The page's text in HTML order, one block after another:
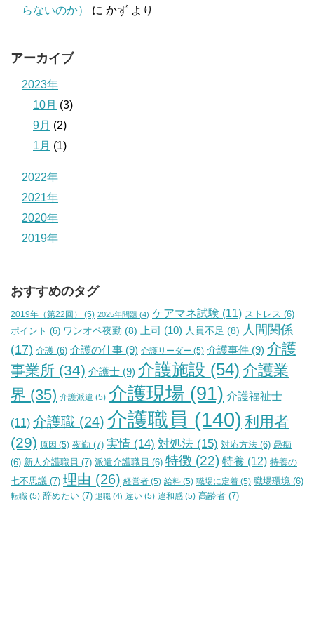
らないのか）
に かず より
アーカイブ
2023年
10月 (3)
9月 (2)
1月 (1)
2022年
2021年
2020年
2019年
おすすめのタグ
2019年（第22回） (5) 2025年問題 (4) ケアマネ試験 (11) ストレス (6)
ポイント (6) ワンオペ夜勤 (8) 上司 (10) 人員不足 (8) 人間関係
(17) 介護 (6) 介護の仕事 (9) 介護リーダー (5) 介護事件 (9) 介護
事業所 (34) 介護士 (9) 介護施設 (54) 介護業
界 (35) 介護派遣 (5) 介護現場 (91) 介護福祉士
(11) 介護職 (24) 介護職員 (140) 利用者
(29) 原因 (5) 夜勤 (7) 実情 (14) 対処法 (15) 対応方法 (6) 愚痴
(6) 新人介護職員 (7) 派遣介護職員 (6) 特徴 (22) 特養 (12) 特養の
七不思議 (7) 理由 (26) 経営者 (5) 給料 (5) 職場に定着 (5) 職場環境 (6)
転職 (5) 辞めたい (7) 退職 (4) 違い (5) 違和感 (5) 高齢者 (7)